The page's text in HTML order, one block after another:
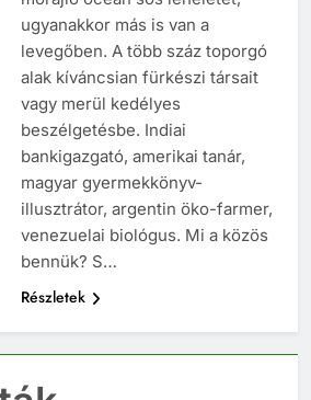
ugyanakkor más is van a
levegőben. A több száz toporgó
alak kíváncsian fürkészi társait
vagy merül kedélyes
beszélgetésbe. Indiai
bankigazgató, amerikai tanár,
magyar gyermekkönyv-
illusztrátor, argentin öko-farmer,
venezuelai biológus. Mi a közös
bennük? S…
Részletek